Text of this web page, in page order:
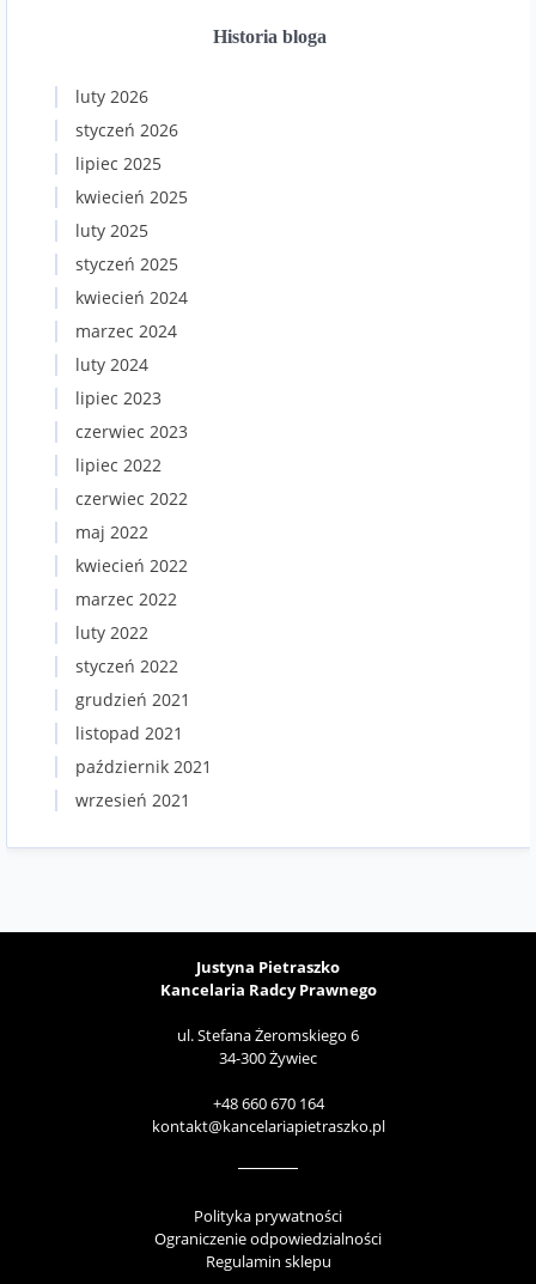
Historia bloga
luty 2026
styczeń 2026
lipiec 2025
kwiecień 2025
luty 2025
styczeń 2025
kwiecień 2024
marzec 2024
luty 2024
lipiec 2023
czerwiec 2023
lipiec 2022
czerwiec 2022
maj 2022
kwiecień 2022
marzec 2022
luty 2022
styczeń 2022
grudzień 2021
listopad 2021
październik 2021
wrzesień 2021
Justyna Pietraszko
Kancelaria Radcy Prawnego
ul. Stefana Żeromskiego 6
34-300 Żywiec
+48 660 670 164
kontakt@kancelariapietraszko.pl
Polityka prywatności
Ograniczenie odpowiedzialności
Regulamin sklepu